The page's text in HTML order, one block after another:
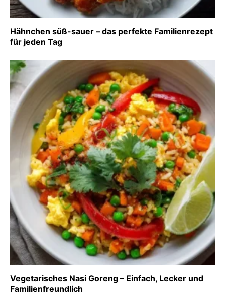
Hähnchen süß-sauer – das perfekte Familienrezept
für jeden Tag
Vegetarisches Nasi Goreng – Einfach, Lecker und
Familienfreundlich